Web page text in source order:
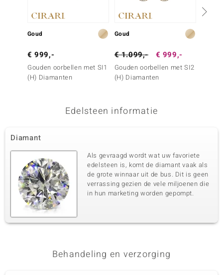
Goud
€ 999,-
Gouden oorbellen met SI1
(H) Diamanten
Goud
€ 1.099,- € 999,-
Gouden oorbellen met SI2
(H) Diamanten
Edelsteen informatie
Diamant
Als gevraagd wordt wat uw favoriete
edelsteen is, komt de diamant vaak als
de grote winnaar uit de bus. Dit is geen
verrassing gezien de vele miljoenen die
in hun marketing worden gepompt.
Behandeling en verzorging